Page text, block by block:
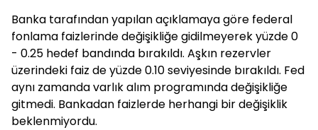
Banka tarafından yapılan açıklamaya göre federal
fonlama faizlerinde değişikliğe gidilmeyerek yüzde 0
- 0.25 hedef bandında bırakıldı. Aşkın rezervler
üzerindeki faiz de yüzde 0.10 seviyesinde bırakıldı. Fed
aynı zamanda varlık alım programında değişikliğe
gitmedi. Bankadan faizlerde herhangi bir değişiklik
beklenmiyordu.